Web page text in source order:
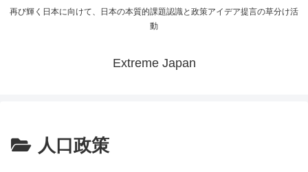
再び輝く日本に向けて、日本の本質的課題認識と政策アイデア提言の草分け活
動
Extreme Japan
人口政策